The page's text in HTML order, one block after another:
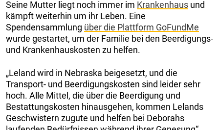
Seine Mutter liegt noch immer im Krankenhaus und
kämpft weiterhin um ihr Leben. Eine
Spendensammlung über die Plattform GoFundMe
wurde gestartet, um der Familie bei den Beerdigungs-
und Krankenhauskosten zu helfen.
„Leland wird in Nebraska beigesetzt, und die
Transport- und Beerdigungskosten sind leider sehr
hoch. Alle Mittel, die über die Beerdigung und
Bestattungskosten hinausgehen, kommen Lelands
Geschwistern zugute und helfen bei Deborahs